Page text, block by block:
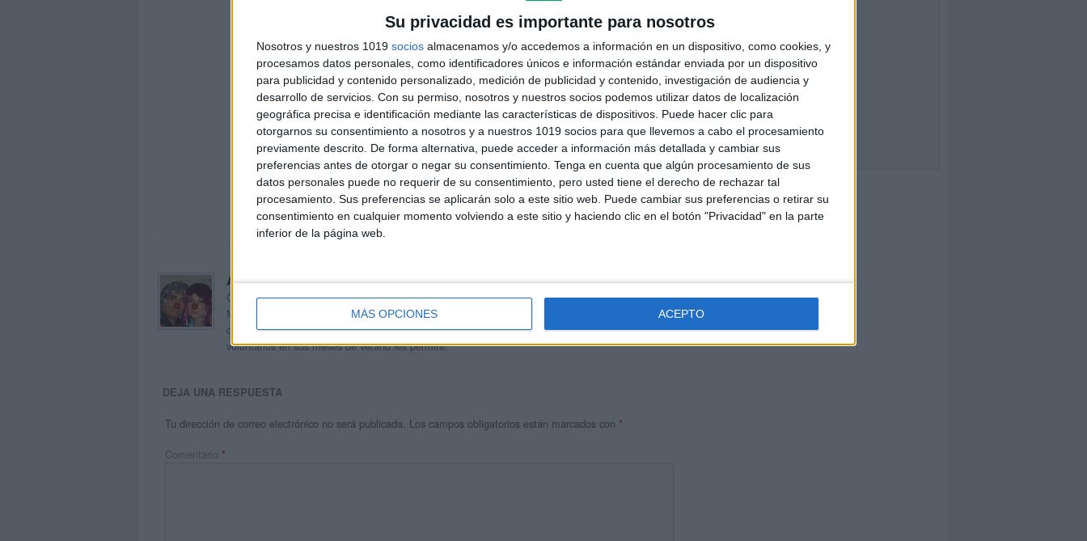
Su privacidad es importante para nosotros
Nosotros y nuestros 1019 socios almacenamos y/o accedemos a información en un dispositivo, como cookies, y
procesamos datos personales, como identificadores únicos e información estándar enviada por un dispositivo
para publicidad y contenido personalizado, medición de publicidad y contenido, investigación de audiencia y
desarrollo de servicios. Con su permiso, nosotros y nuestros socios podemos utilizar datos de localización
geográfica precisa e identificación mediante las características de dispositivos. Puede hacer clic para
otorgarnos su consentimiento a nosotros y a nuestros 1019 socios para que llevemos a cabo el procesamiento
previamente descrito. De forma alternativa, puede acceder a información más detallada y cambiar sus
preferencias antes de otorgar o negar su consentimiento. Tenga en cuenta que algún procesamiento de sus
datos personales puede no requerir de su consentimiento, pero usted tiene el derecho de rechazar tal
procesamiento. Sus preferencias se aplicarán solo a este sitio web. Puede cambiar sus preferencias o retirar su
consentimiento en cualquier momento volviendo a este sitio y haciendo clic en el botón "Privacidad" en la parte
inferior de la página web.
MÁS OPCIONES ACEPTO
Acerca de orientacionandujar
Orientación Andújar no es solo un blog, es la apuesta personal de dos profesores Ginés y
Maribel, que además de ser pareja, son los encargados de los contenidos que encontramos
dentro del blog y en el cual, vuelcan la mayor parte del tiempo, que sus tareas como docentes, y
voluntarios en sus meses de verano les permite.
DEJA UNA RESPUESTA
Tu dirección de correo electrónico no será publicada. Los campos obligatorios están marcados con *
Comentario *